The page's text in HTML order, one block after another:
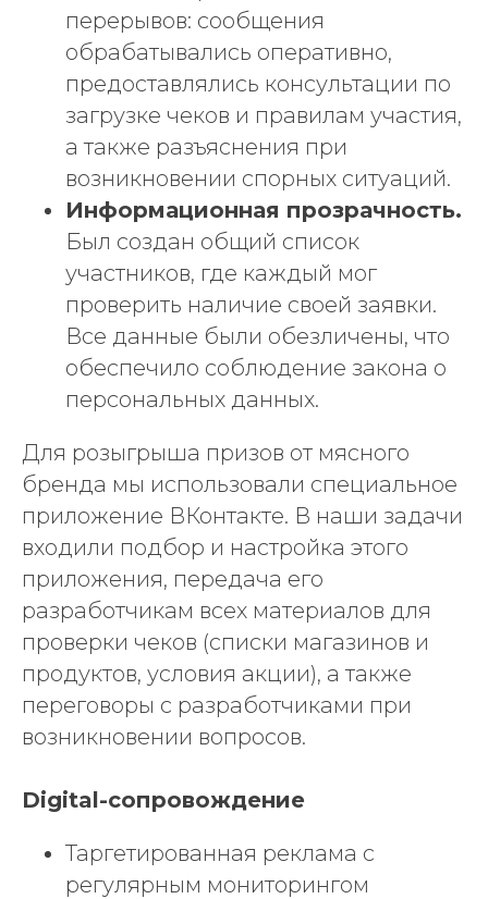
перерывов: сообщения
обрабатывались оперативно,
предоставлялись консультации по
загрузке чеков и правилам участия,
а также разъяснения при
возникновении спорных ситуаций.
Информационная прозрачность.
Был создан общий список
участников, где каждый мог
проверить наличие своей заявки.
Все данные были обезличены, что
обеспечило соблюдение закона о
персональных данных.
Для розыгрыша призов от мясного
бренда мы использовали специальное
приложение ВКонтакте. В наши задачи
входили подбор и настройка этого
приложения, передача его
разработчикам всех материалов для
проверки чеков (списки магазинов и
продуктов, условия акции), а также
переговоры с разработчиками при
возникновении вопросов.
Digital-сопровождение
Таргетированная реклама с
регулярным мониторингом